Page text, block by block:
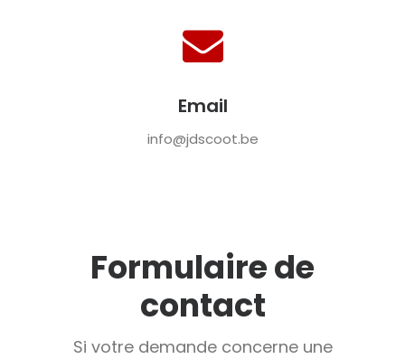
Email
info@jdscoot.be
Formulaire de
contact
Si votre demande concerne une